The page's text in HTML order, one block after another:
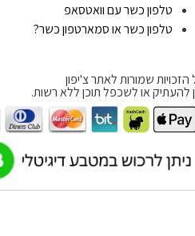
טלפון כשר עם וואטסאפ
טלפון כשר או סמארטפון כשר?
הזכויות שמורות לאתר צ'יפון
להעתיק או לשכפל תוכן ללא רשות.